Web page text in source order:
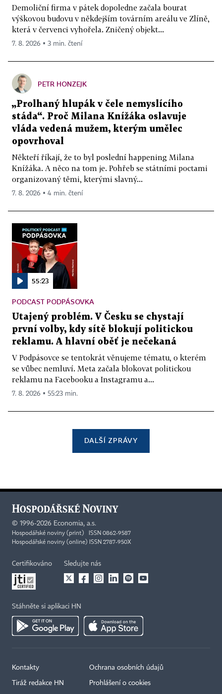
Demoliční firma v pátek dopoledne začala bourat
výškovou budovu v někdejším továrním areálu ve Zlíně,
která v červenci vyhořela. Zničený objekt...
7. 8. 2026 ▪ 3 min. čtení
PETR HONZEJK
„Prolhaný hlupák v čele nemyslícího
stáda“. Proč Milana Knížáka oslavuje
vláda vedená mužem, kterým umělec
opovrhoval
Někteří říkají, že to byl poslední happening Milana
Knížáka. A něco na tom je. Pohřeb se státními poctami
organizovaný těmi, kterými slavný...
7. 8. 2026 ▪ 4 min. čtení
55:23
PODCAST PODPÁSOVKA
Utajený problém. V Česku se chystají
první volby, kdy sítě blokují politickou
reklamu. A hlavní oběť je nečekaná
V Podpásovce se tentokrát věnujeme tématu, o kterém
se vůbec nemluví. Meta začala blokovat politickou
reklamu na Facebooku a Instagramu a...
7. 8. 2026 ▪ 55:23 min.
DALŠÍ ZPRÁVY
© 1996-2026 Economia, a.s.
Hospodářské noviny (print) ISSN 0862-9587
Hospodářské noviny (online) ISSN 2787-950X
Certifikováno Sledujte nás
Stáhněte si aplikaci HN
Kontakty
Tiráž redakce HN
Ochrana osobních údajů
Prohlášení o cookies